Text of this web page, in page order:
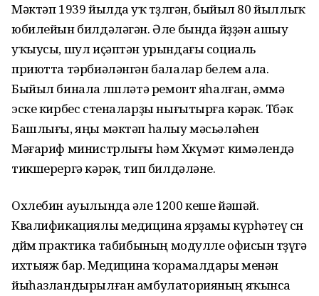
Мәктәп 1939 йылда уҡ төҙөлгән, быйыл 80 йыллыҡ
юбилейын билдәләгән. Әле бында йөҙҙән ашыу
уҡыусы, шул иҫәптән урындағы социаль
приютта тәрбиәләнгән балалар белем ала.
Быйыл бинала өлөшләтә ремонт яһалған, әммә
эске кирбес стеналарҙы нығытырға кәрәк. Төбәк
Башлығы, яңы мәктәп һалыу мәсьәләһен
Мәғариф министрлығы һәм Хөкүмәт кимәлендә
тикшерергә кәрәк, тип билдәләне.
Охлебин ауылында әле 1200 кеше йәшәй.
Квалификациялы медицина ярҙамы күрһәтеү өсөн
дөйөм практика табибының модулле офисын төҙөүгә
ихтыяж бар. Медицина ҡорамалдары менән
йыһазландырылған амбулаторияның яҡынса